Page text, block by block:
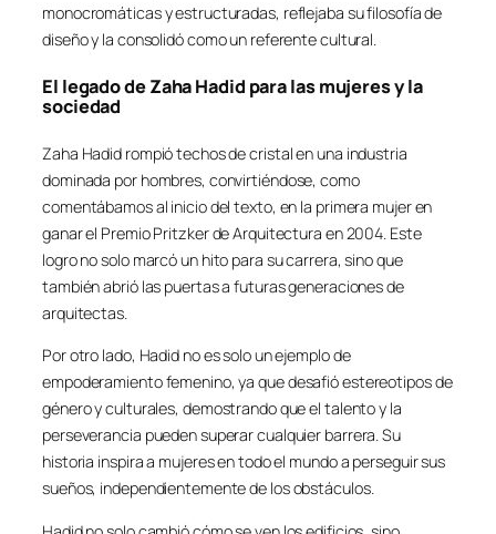
monocromáticas y estructuradas, reflejaba su filosofía de
diseño y la consolidó como un referente cultural.
El legado de Zaha Hadid para las mujeres y la
sociedad
Zaha Hadid rompió techos de cristal en una industria
dominada por hombres, convirtiéndose, como
comentábamos al inicio del texto, en la primera mujer en
ganar el Premio Pritzker de Arquitectura en 2004. Este
logro no solo marcó un hito para su carrera, sino que
también abrió las puertas a futuras generaciones de
arquitectas.
Por otro lado, Hadid no es solo un ejemplo de
empoderamiento femenino, ya que desafió estereotipos de
género y culturales, demostrando que el talento y la
perseverancia pueden superar cualquier barrera. Su
historia inspira a mujeres en todo el mundo a perseguir sus
sueños, independientemente de los obstáculos.